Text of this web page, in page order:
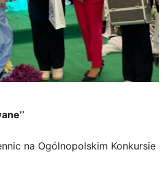
na Ogólnopolskim Konkursie